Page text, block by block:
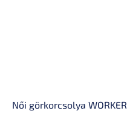
Női görkorcsolya WORKER